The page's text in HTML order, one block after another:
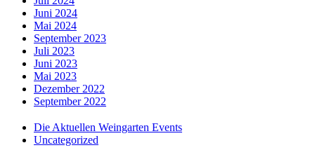
Juni 2024
Mai 2024
September 2023
Juli 2023
Juni 2023
Mai 2023
Dezember 2022
September 2022
Die Aktuellen Weingarten Events
Uncategorized